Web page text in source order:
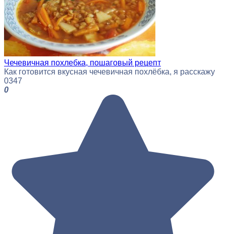
Чечевичная похлебка, пошаговый рецепт
Как готовится вкусная чечевичная похлёбка, я расскажу
0347
0